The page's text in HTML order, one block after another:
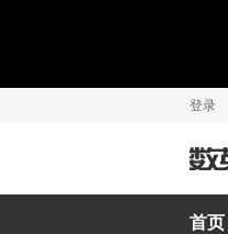
登录
首页